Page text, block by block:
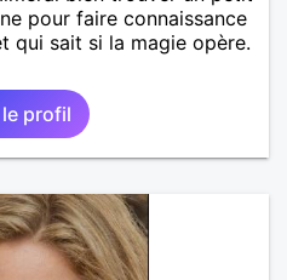
pour faire connaissance
qui sait si la magie opère.
profil